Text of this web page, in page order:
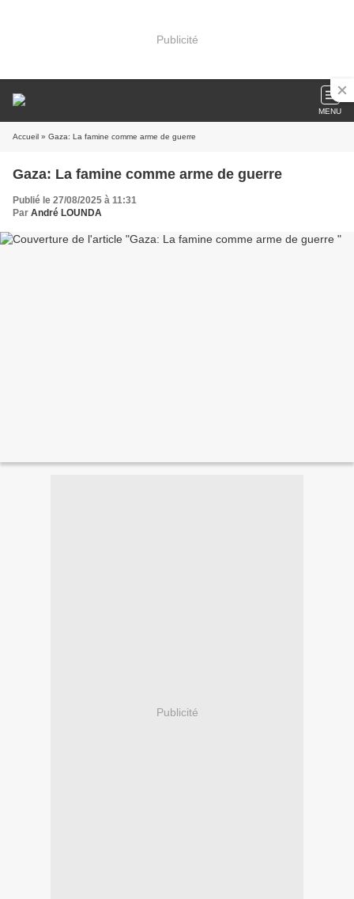
Publicité
MENU
Accueil » Gaza: La famine comme arme de guerre
Gaza: La famine comme arme de guerre
Publié le 27/08/2025 à 11:31
Par André LOUNDA
Publicité